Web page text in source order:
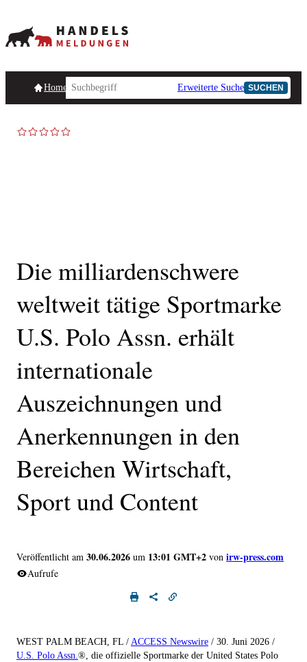
HomepageHandelsmeldungen Ad-Hoc-Meldungen
Erweiterte Suche SUCHEN
Die milliardenschwere
weltweit tätige Sportmarke
U.S. Polo Assn. erhält
internationale
Auszeichnungen und
Anerkennungen in den
Bereichen Wirtschaft,
Sport und Content
Veröffentlicht am 30.06.2026 um 13:01 GMT+2 von irw-press.com
Aufrufe
WEST PALM BEACH, FL / ACCESS Newswire / 30. Juni 2026 /
U.S. Polo Assn. ® , die offizielle Sportmarke der United States Polo